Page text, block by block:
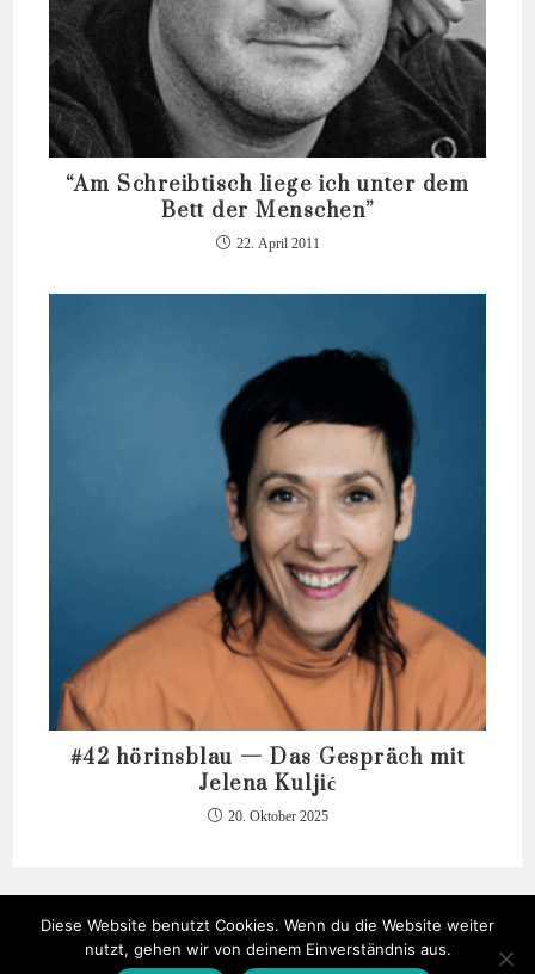
“Am Schreibtisch liege ich unter dem
Bett der Menschen”
22. April 2011
#42 hörinsblau — Das Gespräch mit
Jelena Kuljić
20. Oktober 2025
Diese Website benutzt Cookies. Wenn du die Website weiter
nutzt, gehen wir von deinem Einverständnis aus.